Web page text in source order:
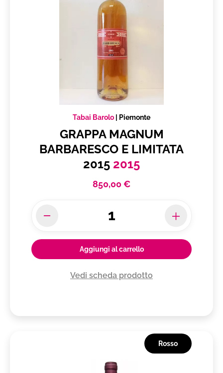
Tabai Barolo Piemonte
GRAPPA MAGNUM
BARBARESCO E LIMITATA
2015 2015
850,00 €
Aggiungi al carrello
Vedi scheda prodotto
Rosso